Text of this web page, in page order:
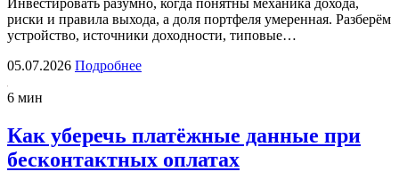
риски и правила выхода, а доля портфеля умеренная. Разберём
устройство, источники доходности, типовые…
05.07.2026 Подробнее
6 мин
Как уберечь платёжные данные при
бесконтактных оплатах